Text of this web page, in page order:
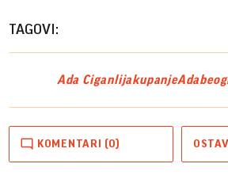
TAGOVI:
Ada CiganlijakupanjeAda
KOMENTARI (0)